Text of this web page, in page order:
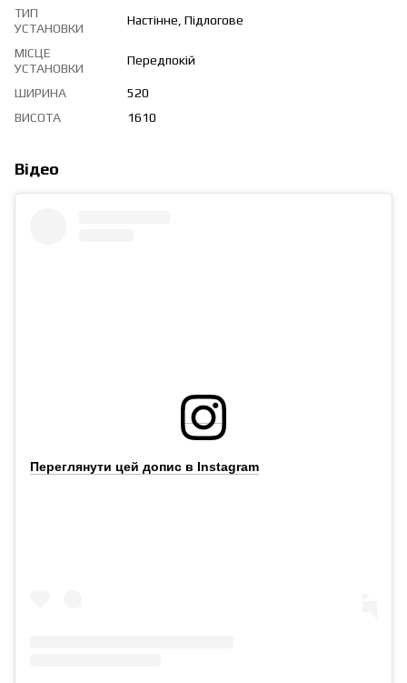
ТИП
УСТАНОВКИ
Настінне, Підлогове
МІСЦЕ
УСТАНОВКИ
Передпокій
ШИРИНА
520
ВИСОТА
1610
Відео
Переглянути цей допис в Instagram